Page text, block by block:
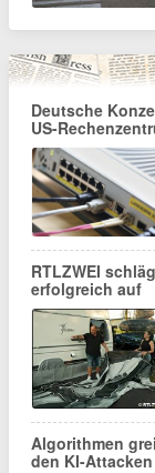
Deutsche
US-
RTLZWEI
erfolgreich auf
Algorithmen
den KI-